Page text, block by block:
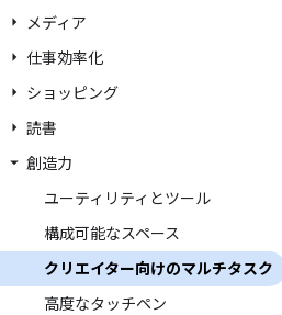
メディア
仕事効率化
ショッピング
読書
創造力
ユーティリティとツール
構成可能なスペース
クリエイター向けのマルチタスク
高度なタッチペン